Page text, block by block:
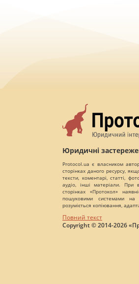
Юридичні
Protocol.ua є власником
сторінках даного ресурсу,
тексти, коментарі, статті,
аудіо, інші матеріали. При
сторінках «Протокол»
пошуковими системами на
розуміється копіювання,
Повний текст
Copyright © 2014-2026